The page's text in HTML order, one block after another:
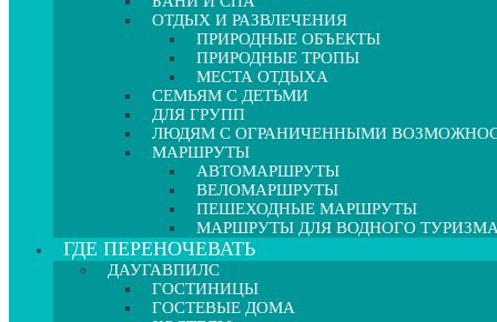
ОТДЫХ И РАЗВЛЕЧЕНИЯ
ПРИРОДНЫЕ ОБЪЕКТЫ
ПРИРОДНЫЕ ТРОПЫ
МЕСТА ОТДЫХА
СЕМЬЯМ С ДЕТЬМИ
ДЛЯ ГРУПП
ЛЮДЯМ С ОГРАНИЧЕННЫМИ
МАРШРУТЫ
АВТОМАРШРУТЫ
ВЕЛОМАРШРУТЫ
ПЕШЕХОДНЫЕ МАРШРУТЫ
МАРШРУТЫ ДЛЯ ВОДНОГО ТУРИЗМА
ГДЕ ПЕРЕНОЧЕВАТЬ
ДАУГАВПИЛС
ГОСТИНИЦЫ
ГОСТЕВЫЕ ДОМА